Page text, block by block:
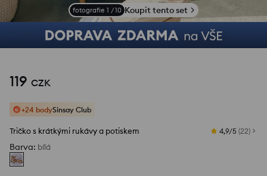
fotografie 1 /10 Koupit tento set
119 CZK
+24 bodySinsay Club
Tričko s krátkými rukávy a potiskem 4,9/5 (22)
Barva: bílá